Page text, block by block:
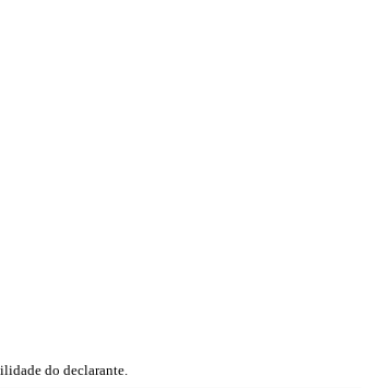
do declarante.